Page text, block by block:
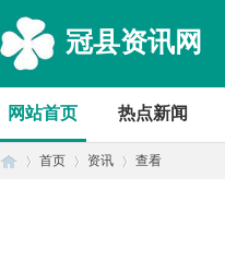
冠县资讯网
网站首页 热点新闻
首页 资讯 查看